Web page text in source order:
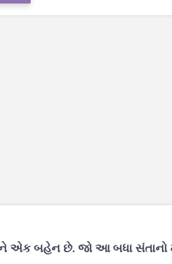
એક બહેન છે. જો આ બધા સંતાનો